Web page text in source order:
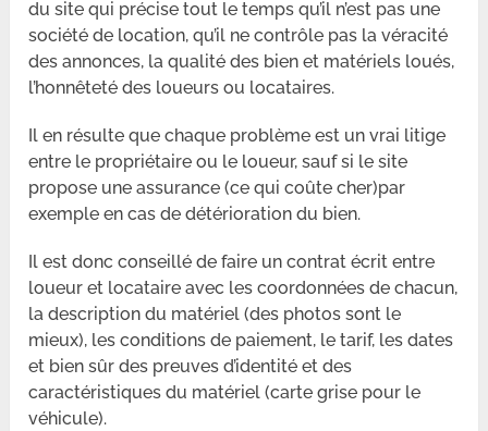
du site qui précise tout le temps qu’il n’est pas une
société de location, qu’il ne contrôle pas la véracité
des annonces, la qualité des bien et matériels loués,
l’honnêteté des loueurs ou locataires.
Il en résulte que chaque problème est un vrai litige
entre le propriétaire ou le loueur, sauf si le site
propose une assurance (ce qui coûte cher)par
exemple en cas de détérioration du bien.
Il est donc conseillé de faire un contrat écrit entre
loueur et locataire avec les coordonnées de chacun,
la description du matériel (des photos sont le
mieux), les conditions de paiement, le tarif, les dates
et bien sûr des preuves d’identité et des
caractéristiques du matériel (carte grise pour le
véhicule).